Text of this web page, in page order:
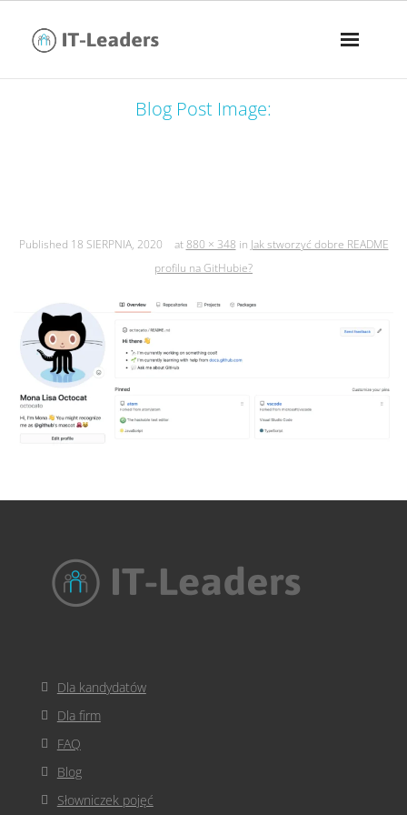
Blog Post Image:
Published 18 SIERPNIA, 2020 at880 × 348 in Jak stworzyć dobre README
profilu na GitHubie?
Dla kandydatów
Dla firm
FAQ
Blog
Słowniczek pojęć